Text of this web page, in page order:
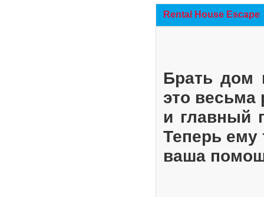
Rental House Escape
Брать дом
это весьма
и главный
Теперь ему
ваша